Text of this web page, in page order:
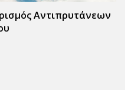
Αντιπρυτάνεων